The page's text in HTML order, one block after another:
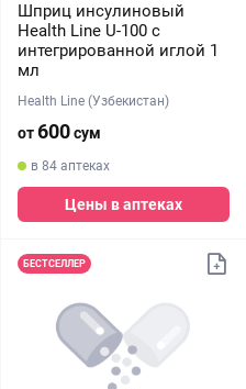
Шприц инсулиновый
Health Line U-100 с
интегрированной иглой 1
мл
Health Line (Узбекистан)
от600сум
в 84 аптеках
Цены в аптеках
БЕСТСЕЛЛЕР